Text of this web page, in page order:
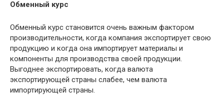
Обменный курс
Обменный курс становится очень важным фактором
производительности, когда компания экспортирует свою
продукцию и когда она импортирует материалы и
компоненты для производства своей продукции.
Выгоднее экспортировать, когда валюта
экспортирующей страны слабее, чем валюта
импортирующей страны.